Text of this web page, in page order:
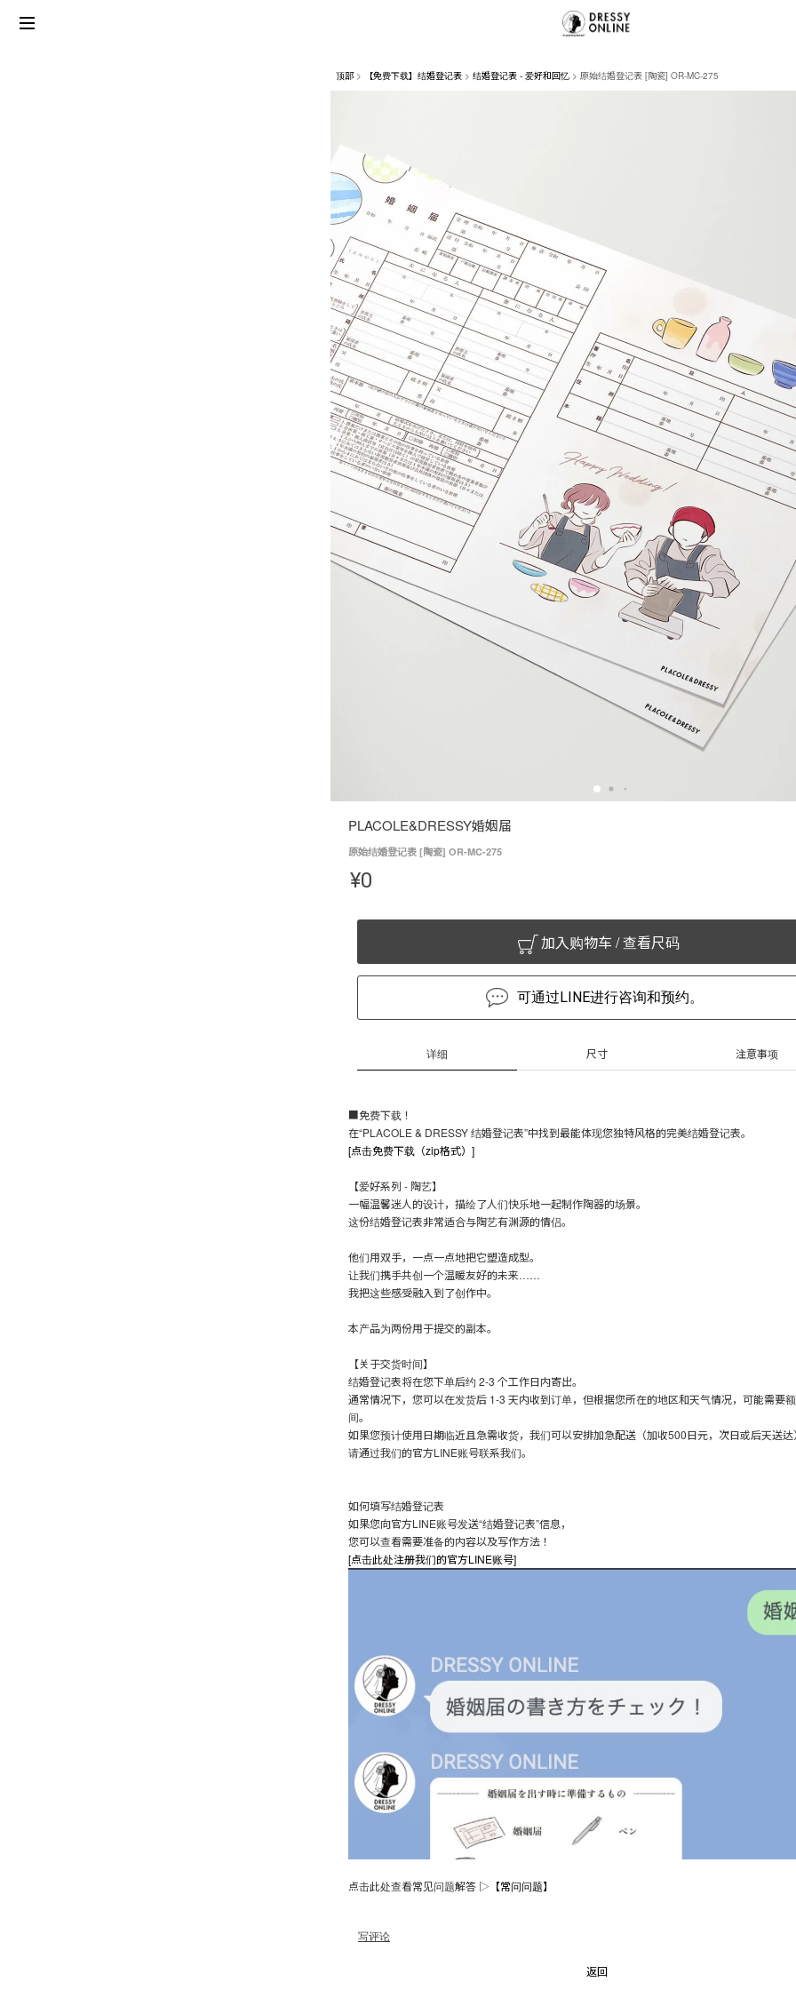
顶部 【免费下载】结婚登记表 结婚登记表 - 爱好和回忆 原始结婚登记表 [陶瓷] OR-MC-275
PLACOLE&DRESSY婚姻届
原始结婚登记表 [陶瓷] OR-MC-275
¥0
加入购物车 / 查看尺码
可通过LINE进行咨询和预约。
详细 尺寸 注意事项
■免费下载！
在“PLACOLE & DRESSY 结婚登记表”中找到最能体现您独特风格的完美结婚登记表。
[点击免费下载（zip格式）]
【爱好系列 - 陶艺】
一幅温馨迷人的设计，描绘了人们快乐地一起制作陶器的场景。
这份结婚登记表非常适合与陶艺有渊源的情侣。
他们用双手，一点一点地把它塑造成型。
让我们携手共创一个温暖友好的未来……
我把这些感受融入到了创作中。
本产品为两份用于提交的副本。
【关于交货时间】
结婚登记表将在您下单后约 2-3 个工作日内寄出。
通常情况下，您可以在发货后 1-3 天内收到订单，但根据您所在的地区和天气情况，可能需要
间。
如果您预计使用日期临近且急需收货，我们可以安排加急配送（加收500日元，次日或后天送
请通过我们的官方LINE账号联系我们。
如何填写结婚登记表
如果您向官方LINE账号发送“结婚登记表”信息，
您可以查看需要准备的内容以及写作方法！
[点击此处注册我们的官方LINE账号]
点击此处查看常见问题解答 ▷ 【常问问题】
写评论
返回